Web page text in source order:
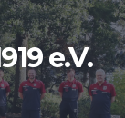
e.V.